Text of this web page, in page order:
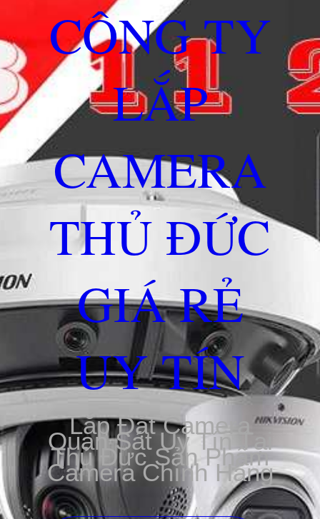
CÔNG TY
LẮP
CAMERA
THỦ ĐỨC
GIÁ RẺ
UY TÍN
Lắp Đặt Camera
Quan Sát Uy Tín Tại
Thủ Đức Sản Phẩm
Camera Chính Hãng